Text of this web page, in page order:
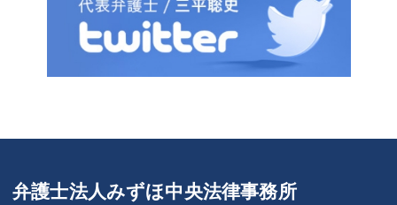
弁護士法人みずほ中央法律事務所